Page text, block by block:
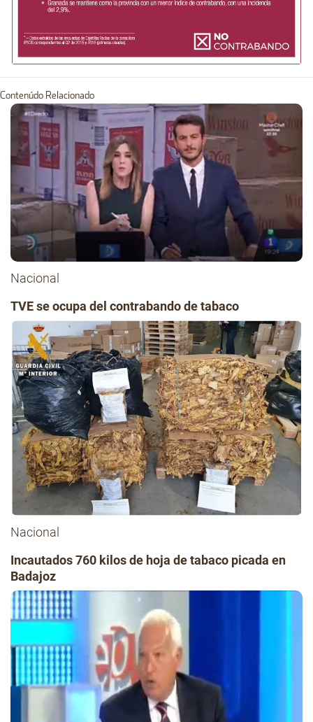
Contenúdo Relacionado
Nacional
TVE se ocupa del contrabando de tabaco
Nacional
Incautados 760 kilos de hoja de tabaco picada en
Badajoz